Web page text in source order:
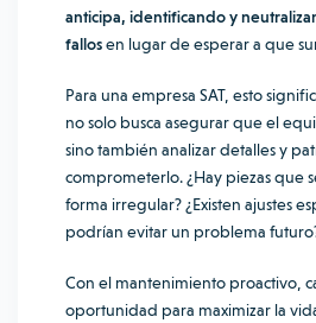
anticipa, identificando y
fallosen lugar de esperar a que
Para una empresa SAT, esto
no solo busca asegurar que el
sino también analizar detalles y
comprometerlo. ¿Hay piezas que
forma irregular? ¿Existen ajustes
podrían evitar un problema
Con el mantenimiento proactivo,
oportunidad para maximizar la